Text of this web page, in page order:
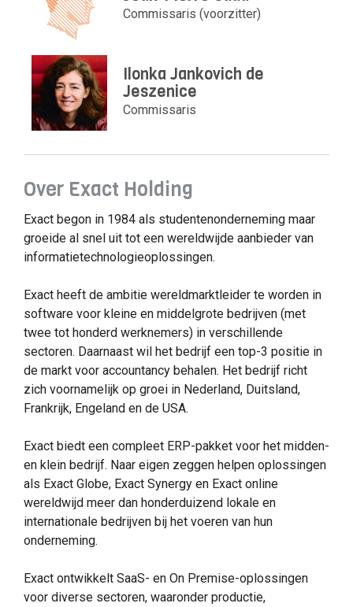
Commissaris (voorzitter)
Ilonka Jankovich de
Jeszenice
Commissaris
Over Exact Holding
Exact begon in 1984 als studentenonderneming maar
groeide al snel uit tot een wereldwijde aanbieder van
informatietechnologieoplossingen.
Exact heeft de ambitie wereldmarktleider te worden in
software voor kleine en middelgrote bedrijven (met
twee tot honderd werknemers) in verschillende
sectoren. Daarnaast wil het bedrijf een top-3 positie in
de markt voor accountancy behalen. Het bedrijf richt
zich voornamelijk op groei in Nederland, Duitsland,
Frankrijk, Engeland en de USA.
Exact biedt een compleet ERP-pakket voor het midden-
en klein bedrijf. Naar eigen zeggen helpen oplossingen
als Exact Globe, Exact Synergy en Exact online
wereldwijd meer dan honderduizend lokale en
internationale bedrijven bij het voeren van hun
onderneming.
Exact ontwikkelt SaaS- en On Premise-oplossingen
voor diverse sectoren, waaronder productie,